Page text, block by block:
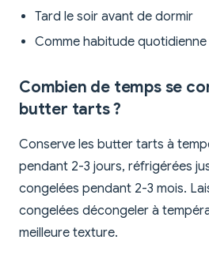
Tard le soir avant de dormir
Comme habitude quotidienne
Combien de temps se
butter tarts ?
Conserve les butter tarts à
pendant 2-3 jours, réfrigérées
congelées pendant 2-3 mois.
congelées décongeler à
meilleure texture.